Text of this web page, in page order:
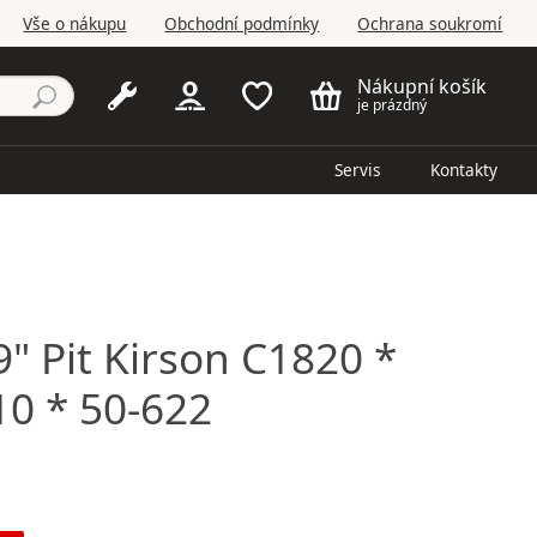
Vše o nákupu Obchodní podmínky Ochrana soukromí
Nákupní košík
je prázdný
Servis Kontakty
Pit Kirson C1820 *
* 50-622